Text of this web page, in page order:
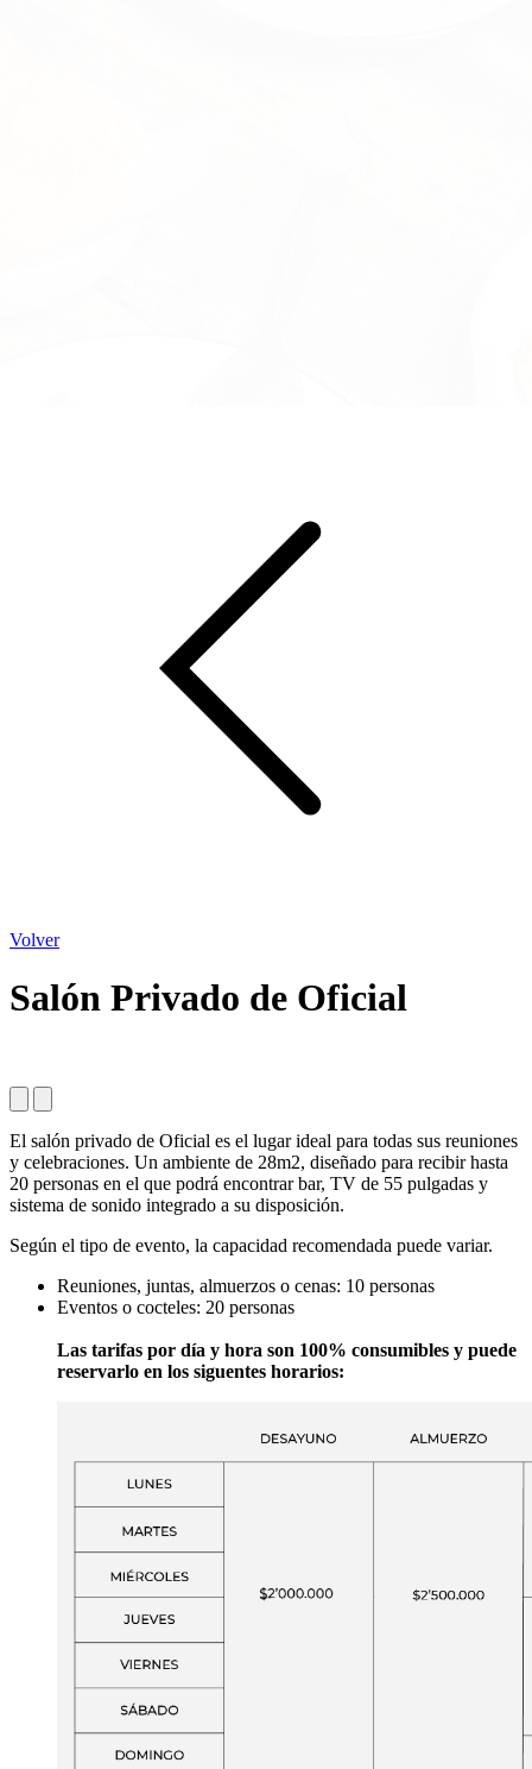
Volver
Salón Privado de Oficial
El salón privado de Oficial es el lugar ideal para todas sus reuniones
y celebraciones. Un ambiente de 28m2, diseñado para recibir hasta
20 personas en el que podrá encontrar bar, TV de 55 pulgadas y
sistema de sonido integrado a su disposición.
Según el tipo de evento, la capacidad recomendada puede variar.
Reuniones, juntas, almuerzos o cenas: 10 personas
Eventos o cocteles: 20 personas
Las tarifas por día y hora son 100% consumibles y puede
reservarlo en los siguentes horarios: